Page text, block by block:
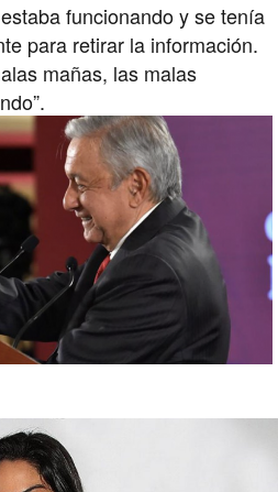
funcionando y se tenía
para retirar la información.
mañas, las malas